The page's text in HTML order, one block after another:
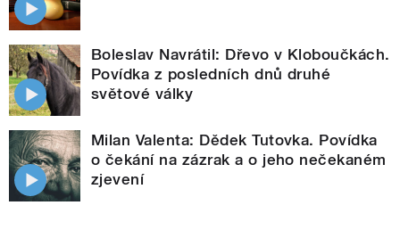
Boleslav Navrátil: Dřevo v Kloboučkách.
Povídka z posledních dnů druhé
světové války
Milan Valenta: Dědek Tutovka. Povídka
o čekání na zázrak a o jeho nečekaném
zjevení